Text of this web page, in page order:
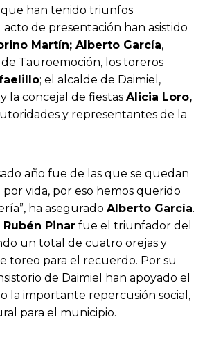
han tenido triunfos
de presentación han asistido
Martín; Alberto García,
Tauroemoción, los toreros
; el alcalde de Daimiel,
y la concejal de fiestas Alicia Loro,
y representantes de la
año fue de las que se quedan
vida, por eso hemos querido
ha asegurado Alberto García.
Rubén Pinar fue el triunfador del
un total de cuatro orejas y
toreo para el recuerdo. Por su
de Daimiel han apoyado el
la importante repercusión social,
para el municipio.